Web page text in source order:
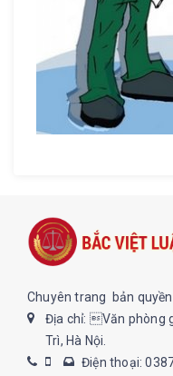
Chuyên trang bản
Địa chỉ: Văn phòng
Trì, Hà Nội.
Điện thoại: